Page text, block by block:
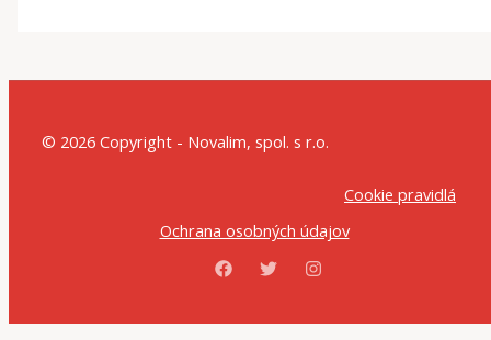
© 2026 Copyright - Novalim, spol. s r.o.
Cookie pravidlá
Ochrana osobných údajov